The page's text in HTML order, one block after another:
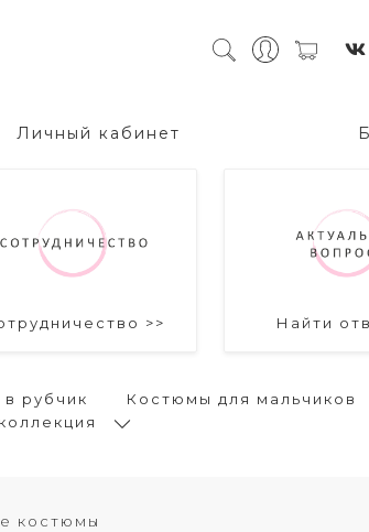
Личный кабинет
>> Найти
рубчик
Костюмы для мальчиков
костюмы